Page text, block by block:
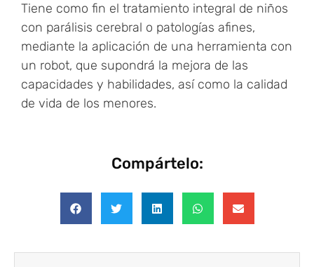
Tiene como fin el tratamiento integral de niños
con parálisis cerebral o patologías afines,
mediante la aplicación de una herramienta con
un robot, que supondrá la mejora de las
capacidades y habilidades, así como la calidad
de vida de los menores.
Compártelo: